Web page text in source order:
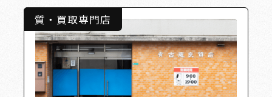
質・買取専門店